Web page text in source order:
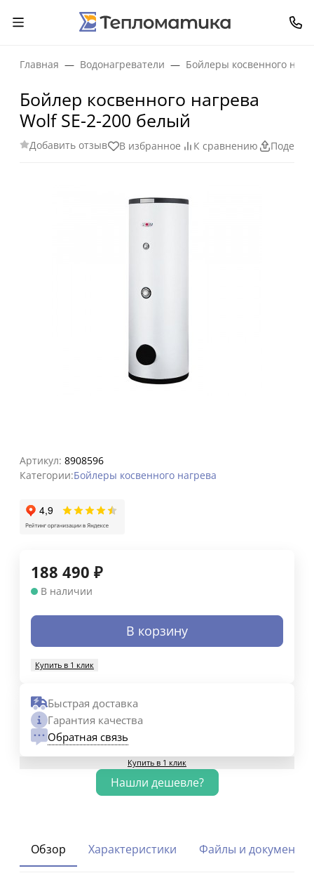
Главная Водонагреватели Бойлеры косвенного
Бойлер косвенного нагрева
Wolf SE-2-200 белый
Добавить отзыв В избранное К сравнению
Артикул: 8908596
Категории:Бойлеры косвенного нагрева
188 490 ₽
В наличии
В корзину
Купить в 1 клик
Быстрая доставка
Гарантия качества
Обратная связь
Купить в 1 клик
Обзор Характеристики Файлы и документы